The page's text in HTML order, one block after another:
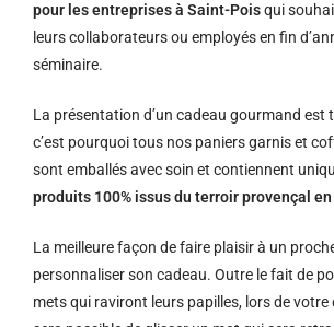
pour les entreprises à Saint-Poisqui
leurs collaborateurs ou employés en fin
séminaire.
La présentation d’un cadeau gourmand est
c’est pourquoi tous nos paniers garnis et
sont emballés avec soin et contiennent
produits 100% issus du terroir provençal
La meilleure façon de faire plaisir à un
personnaliser son cadeau. Outre le fait de
mets qui raviront leurs papilles, lors de